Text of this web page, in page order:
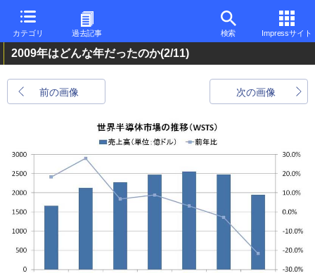
カテゴリ 過去記事 検索 Impressサイト
2009年はどんな年だったのか(2/11)
前の画像 次の画像